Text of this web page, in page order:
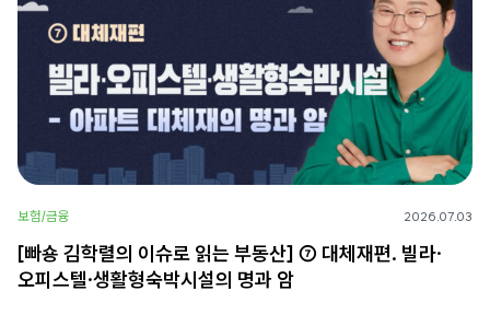
보험/금융 2026.07.03
[빠숑 김학렬의 이슈로 읽는 부동산] ⑦ 대체재편. 빌라·
오피스텔·생활형숙박시설의 명과 암